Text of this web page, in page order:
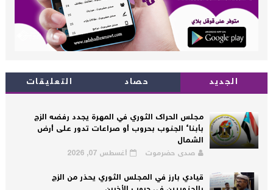
الجديد حصاد التعليقات
مجلس الحراك الثوري في المهرة يجدد رفضه الزج
بأبناء الجنوب بحروب أو صراعات تدور على أرض
الشمال
صدى حضرموت أغسطس 07, 2026
قيادي بارز في المجلس الثوري يحذر من الزج